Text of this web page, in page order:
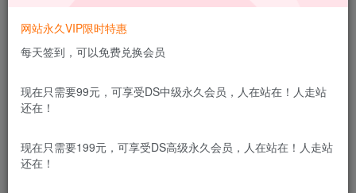
此内容为付费资源，请付费后查看
￥1.99
立即购买
更新及时
极速下载 安全绿色 网盘下载
网站永久VIP限时特惠
每天签到，可以免费兑换会员
现在只需要99元，可享受DS中级永久会员，人在站在！人走站
还在！
现在只需要199元，可享受DS高级永久会员，人在站在！人走站
还在！